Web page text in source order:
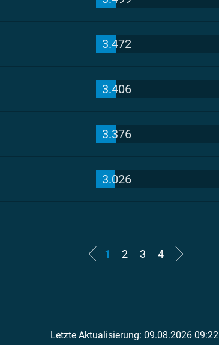
3.472
3.406
3.376
3.026
1 2 3 4
Letzte Aktualisierung: 09.08.2026 09:22